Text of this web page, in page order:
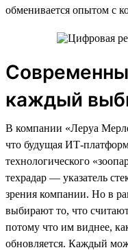
обменивается опытом с
каждый
В компании «Леруа
что будущая ИТ-
технологического
техрадар — указатель
зрения компании. Но в
выбирают то, что
потому что им виднее,
обновляется. Каждый